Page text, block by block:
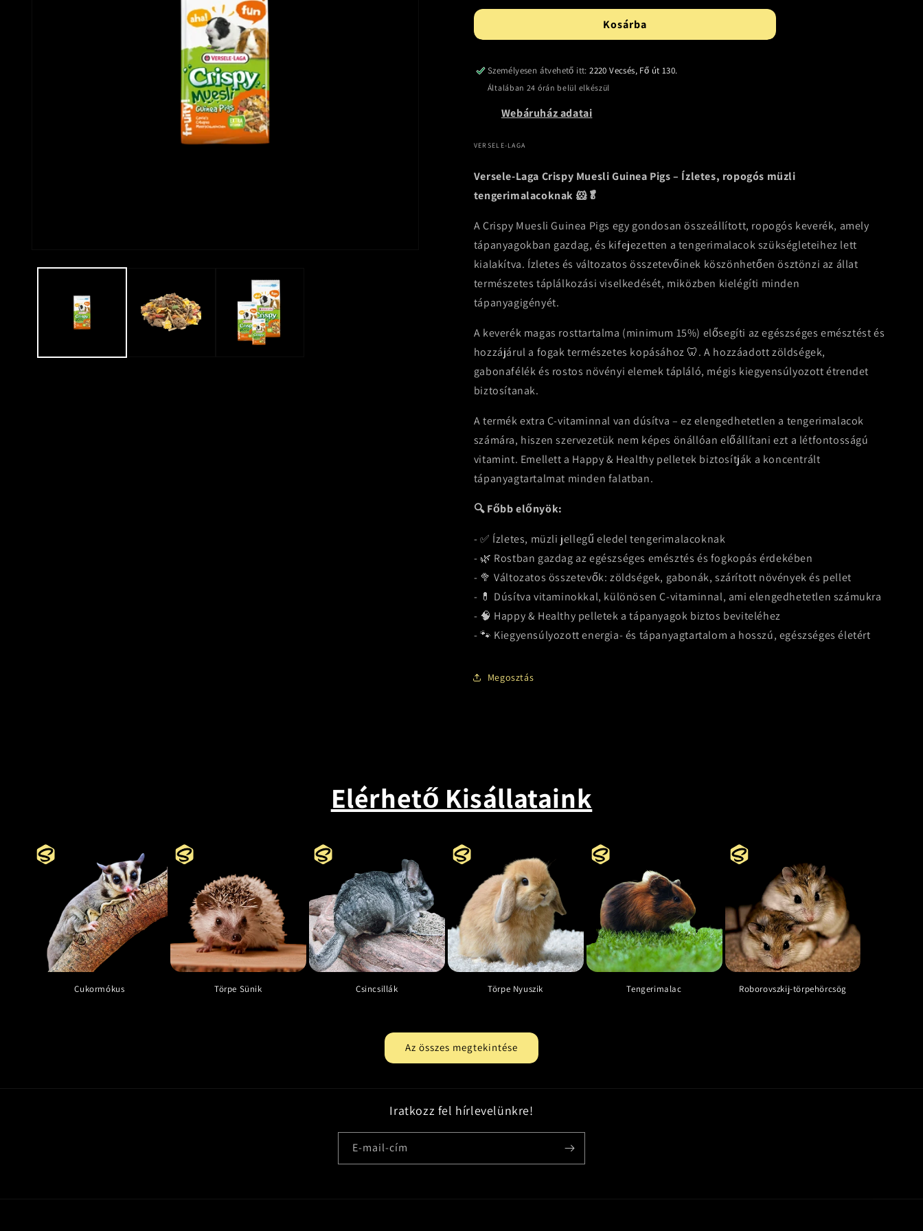
Kosárba
Személyesen átvehető itt:2220 Vecsés, Fő út 130.
Általában 24 órán belül elkészül
Webáruház adatai
VERSELE-LAGA
Versele-Laga Crispy Muesli Guinea Pigs – Ízletes, ropogós müzli
tengerimalacoknak 🐹🥬
A Crispy Muesli Guinea Pigs egy gondosan összeállított, ropogós keverék, amely
tápanyagokban gazdag, és kifejezetten a tengerimalacok szükségleteihez lett
kialakítva. Ízletes és változatos összetevőinek köszönhetően ösztönzi az állat
természetes táplálkozási viselkedését, miközben kielégíti minden
tápanyagigényét.
A keverék magas rosttartalma (minimum 15%) elősegíti az egészséges emésztést és
hozzájárul a fogak természetes kopásához 🦷. A hozzáadott zöldségek,
gabonafélék és rostos növényi elemek tápláló, mégis kiegyensúlyozott étrendet
biztosítanak.
A termék extra C-vitaminnal van dúsítva – ez elengedhetetlen a tengerimalacok
számára, hiszen szervezetük nem képes önállóan előállítani ezt a létfontosságú
vitamint. Emellett a Happy & Healthy pelletek biztosítják a koncentrált
tápanyagtartalmat minden falatban.
🔍 Főbb előnyök:
- ✅ Ízletes, müzli jellegű eledel tengerimalacoknak
- 🌿 Rostban gazdag az egészséges emésztés és fogkopás érdekében
- 🥦 Változatos összetevők: zöldségek, gabonák, szárított növények és pellet
- 💊 Dúsítva vitaminokkal, különösen C-vitaminnal, ami elengedhetetlen számukra
- 🧠 Happy & Healthy pelletek a tápanyagok biztos beviteléhez
- 🐾 Kiegyensúlyozott energia- és tápanyagtartalom a hosszú, egészséges életért
Megosztás
Elérhető Kisállataink
Cukormókus Törpe Sünik Csincsillák Törpe Nyuszik Tengerimalac Roborovszkij-törpehörcsög
Az összes megtekintése
Iratkozz fel hírlevelünkre!
E-mail-cím